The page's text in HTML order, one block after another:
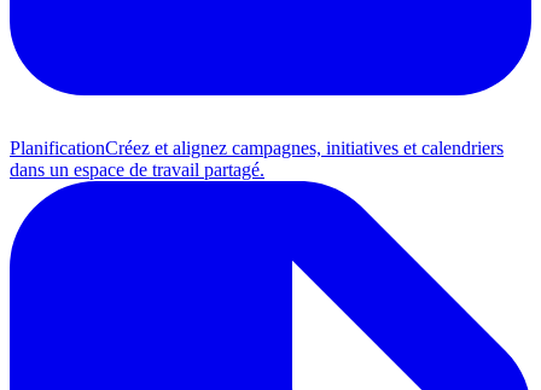
PlanificationCréez et alignez campagnes, initiatives et calendriers
dans un espace de travail partagé.